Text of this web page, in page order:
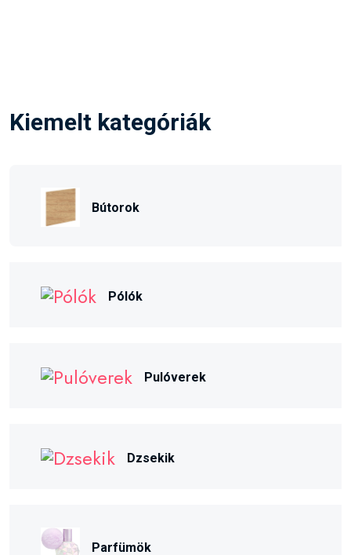
Kiemelt kategóriák
Bútorok
Pólók
Pulóverek
Dzsekik
Parfümök